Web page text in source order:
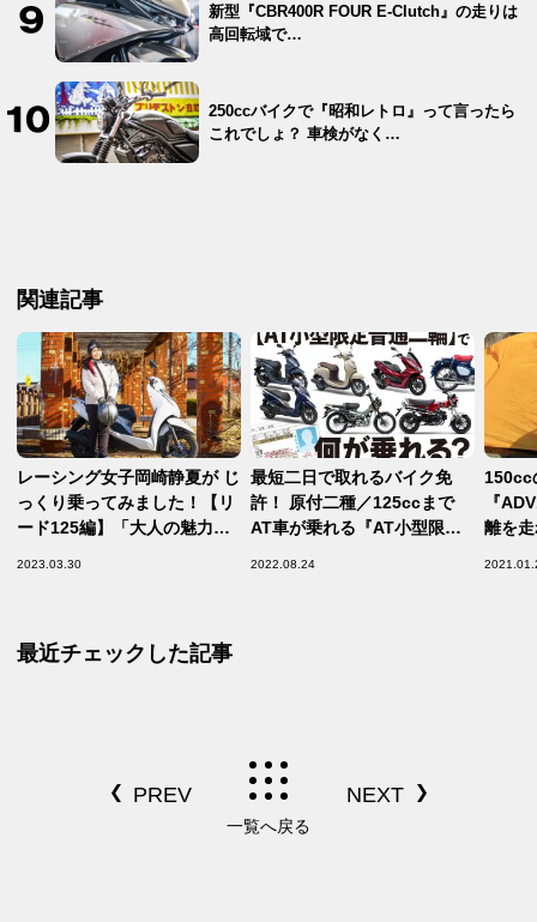
新型『CBR400R FOUR E-Clutch』の走りは
高回転域で…
250ccバイクで『昭和レトロ』って言ったら
これでしょ？ 車検がなく…
関連記事
レーシング女子岡崎静夏が じ
っくり乗ってみました！【リ
ード125編】「大人の魅力」
2023.03.30
最短二日で取れるバイク免
許！ 原付二種／125ccまで
AT車が乗れる『AT小型限定
2022.08.24
150cc
『
離を
最近チェックした記事
一覧へ戻る